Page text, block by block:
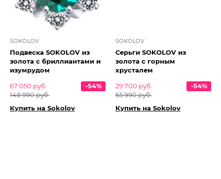
SOKOLOV
Подвеска SOKOLOV из
золота с бриллиантами и
изумрудом
67 050 руб.
148 990 руб.
-54%
Купить на Sokolov
SOKOLOV
Серьги SOKOLOV из
золота с горным
хрусталем
29 700 руб.
65 990 руб.
-54%
Купить на Sokolov